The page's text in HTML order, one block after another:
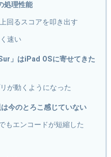
処理性能
回るスコアを叩き出す
速い
」はiPad OSに寄せてきた
が動くようになった
今のとろこ感じていない
もエンコードが短縮した